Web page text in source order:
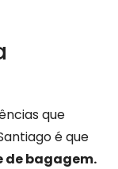
que
é que
de bagagem.